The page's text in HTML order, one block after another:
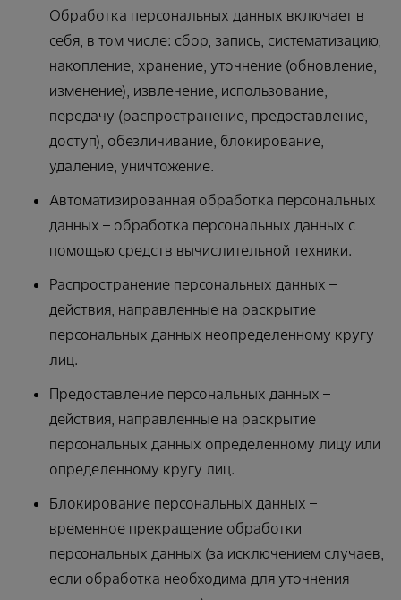
Обработка персональных данных включает в
себя, в том числе: сбор, запись, систематизацию,
накопление, хранение, уточнение (обновление,
изменение), извлечение, использование,
передачу (распространение, предоставление,
доступ), обезличивание, блокирование,
удаление, уничтожение.
Автоматизированная обработка персональных
данных – обработка персональных данных с
помощью средств вычислительной техники.
Распространение персональных данных –
действия, направленные на раскрытие
персональных данных неопределенному кругу
лиц.
Предоставление персональных данных –
действия, направленные на раскрытие
персональных данных определенному лицу или
определенному кругу лиц.
Блокирование персональных данных –
временное прекращение обработки
персональных данных (за исключением случаев,
если обработка необходима для уточнения